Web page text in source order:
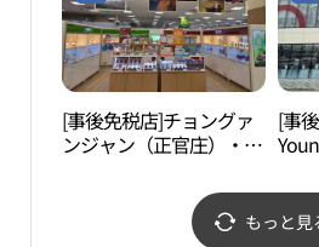
[事後免税店]チョングァ
ンジャン（正官庄）・ホ
安）店(정관장홍삼 홈플
[事
영 천
もっと見